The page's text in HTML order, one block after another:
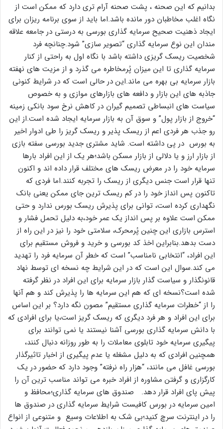
بدانیم که این صحنه ، پشت صحنه آرام تری دارد که ممکن است از
نگاه اغلب مخاطبان دور مانده باشد.اما باید از سوی برنامه ریزان برای
ایجاد ذهنیت صحیح سرمایه گذاری بورسی به درستی در جامعه علاقه
مندان این نوع سرمایه گذاری “تصویر سازی” شود.چنانچه فرد
شخصیت ریسک گریزی داشته باشد با نگاه اول به راحتی از کنار
سرمایه گذاری تا این میزان پُرمخاطره می گذرد و از مزیت های نهفته
بازار سرمایه بی بهره می ماند.این در حالی است که در شرایط کنونی
جاذبه های این بازار و دافعه های بازارهای موازی و به خصوص
سیاست های انبساطی تصمیم گیران در کاهش نرخ سود بانکی زمینه
“خروج از بازار پول” و سوق آن به بازار سرمایه ایجاد شده است.از این
رو جذب هر فردی اعم از ریسک پذیر و ریسک گریز را طی ادوار اخیر
به بورس در پی داشته است. شاید مشتری جدید بورسی سفته بازی
از بازار ارز و یا دلالی از بازار مسکن باشد؛هر یک از این افراد بارها
سرمایه خود را در معرض ریسک های مختلف قرار داده اند و اکنون
تنها قرار است جنس دیگری از ریسک را تجربه کنند.اما فردی که
تاکنون پس انداز خود را در کم ریسک ترین جای ممکن یعنی بانک
نگهداری کرده است، توانی برای پذیرش ریسک بورس ندارد و حتی
ممکن است علاوه بر پس انداز یک عمر خود،به دلیل تحمل فشار و
استرس بازاری این چنین پُرمحرک، سلامتی خود را نیز در این راه از
دست بدهد.بنابراین اخذ کد بورسی و خرید و فروش مستقیم برای
این افراد، “انتخابی نامناسب” است که خطر آن سرمایه فرد را تهدید
می کند.سوال این است که در این شرایط چه نسخه ای توسط نهاد
قانونگذار و سیاست گذار بازار سرمایه برای این افراد در نظر گرفته
شده است؟نسخه ای که هم این سرمایه ها را پذیرش کند و هم آنها
را از “خطرات سرمایه گذاری مستقیم” مصون نگه دارد؟ بر این اساس
برای این افراد و هر فرد دیگری که ریسک گریز است،یا برای افرادی که
با دانش سرمایه گذاری بورسی آشنا نیستند یا نمی توانند برای
پیگیری سرمایه خود تابلوی معاملات را به طور روزانه دنبال کنند،
همچنین افرادی که به دلیل مشغله یا عدم پیگیری از اخبار تاثیرگذار
بورسی غافل می مانند، “هزار راه نرفته” وجود دارد که حضور در یک
کارگزاری و گرفتن مشاوره از افراد خبره می تواند مناسب ترین آن را
پیش پای افراد قرار دهد. صندوق های سرمایه گذاری؛محافظ و
امین سرمایه در بورس کافیست شرایط سرمایه گذاری در صندوق ها
را در اینترنت سرچ کنید؛بی شک به اطلاعات وسیع و متنوعی از انواع